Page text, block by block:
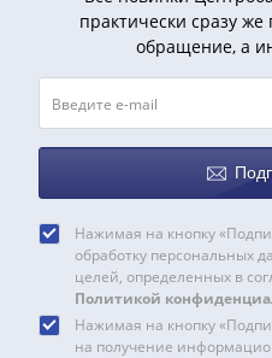
практически сразу
обращение, а
Нажимая на кнопку
обработку персональных
целей, определенных в
Политикой
Нажимая на кнопку
на получение